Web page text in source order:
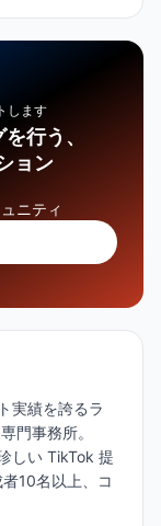
します
行う、
ョン
ニティ
実績を誇るラ
門事務所。
しい TikTok 提
10名以上、コ